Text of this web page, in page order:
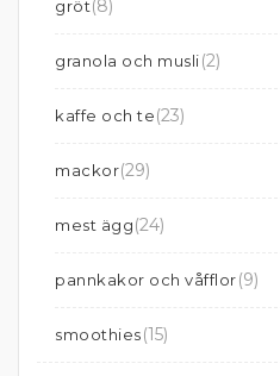
gröt(8)
granola och musli(2)
kaffe och te(23)
mackor(29)
mest ägg(24)
pannkakor och våfflor(9)
smoothies(15)